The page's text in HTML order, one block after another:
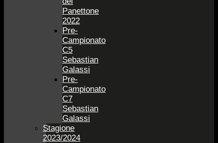
Panettone
2022
Pre-
Campionato
C5
Sebastian
Galassi
Pre-
Campionato
C7
Sebastian
Galassi
Stagione
2023/2024